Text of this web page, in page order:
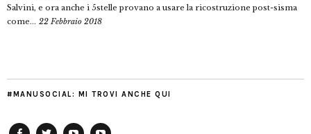
Salvini, e ora anche i 5stelle provano a usare la ricostruzione post-sisma
come... 22 Febbraio 2018
#MANUSOCIAL: MI TROVI ANCHE QUI